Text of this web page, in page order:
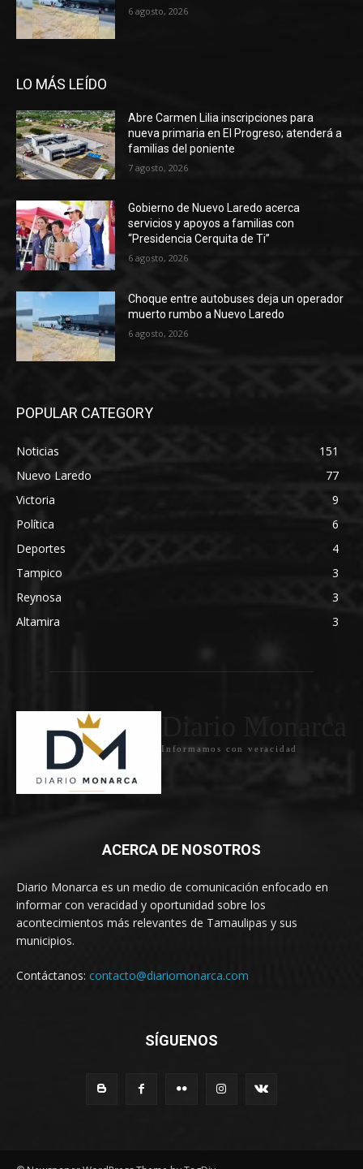
6 agosto, 2026
LO MÁS LEÍDO
Abre Carmen Lilia inscripciones para
nueva primaria en El Progreso; atenderá a
familias del poniente
7 agosto, 2026
Gobierno de Nuevo Laredo acerca
servicios y apoyos a familias con
“Presidencia Cerquita de Ti”
6 agosto, 2026
Choque entre autobuses deja un operador
muerto rumbo a Nuevo Laredo
6 agosto, 2026
POPULAR CATEGORY
Noticias
151
Nuevo Laredo
77
Victoria
9
Política
6
Deportes
4
Tampico
3
Reynosa
3
Altamira
3
Informamos con veracidad
ACERCA DE NOSOTROS
Diario Monarca es un medio de comunicación enfocado en
informar con veracidad y oportunidad sobre los
acontecimientos más relevantes de Tamaulipas y sus
municipios.
Contáctanos: contacto@diariomonarca.com
SÍGUENOS